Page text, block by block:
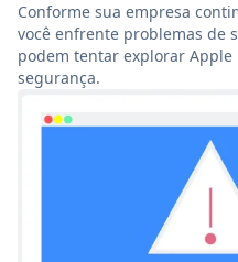
Conforme sua empresa
você enfrente problemas de
podem tentar explorar
segurança.